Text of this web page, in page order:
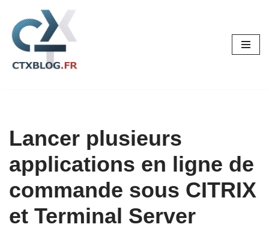
Skip
to
content
Lancer plusieurs
applications en ligne de
commande sous CITRIX
et Terminal Server